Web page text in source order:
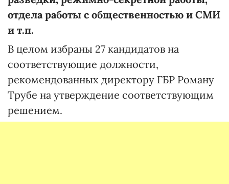
отдела работы с общественностью и СМИ
и т.п.
В целом избраны 27 кандидатов на
соответствующие должности,
рекомендованных директору ГБР Роману
Трубе на утверждение соответствующим
решением.